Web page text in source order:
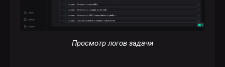
Просмотр логов задачи